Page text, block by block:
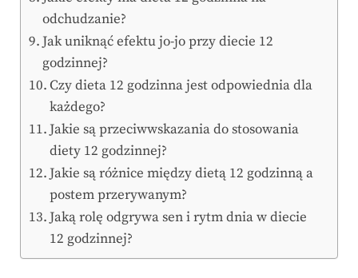
odchudzanie?
Jak uniknąć efektu jo-jo przy diecie 12
godzinnej?
Czy dieta 12 godzinna jest odpowiednia dla
każdego?
Jakie są przeciwwskazania do stosowania
diety 12 godzinnej?
Jakie są różnice między dietą 12 godzinną a
postem przerywanym?
Jaką rolę odgrywa sen i rytm dnia w diecie
12 godzinnej?